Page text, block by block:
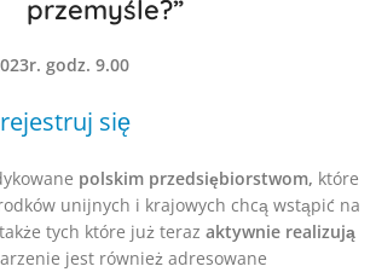
przemyśle?”
godz. 9.00
się
polskim przedsiębiorstwom, które
unijnych i krajowych chcą wstąpić na
tych które już teraz aktywnie realizują
jest również adresowane